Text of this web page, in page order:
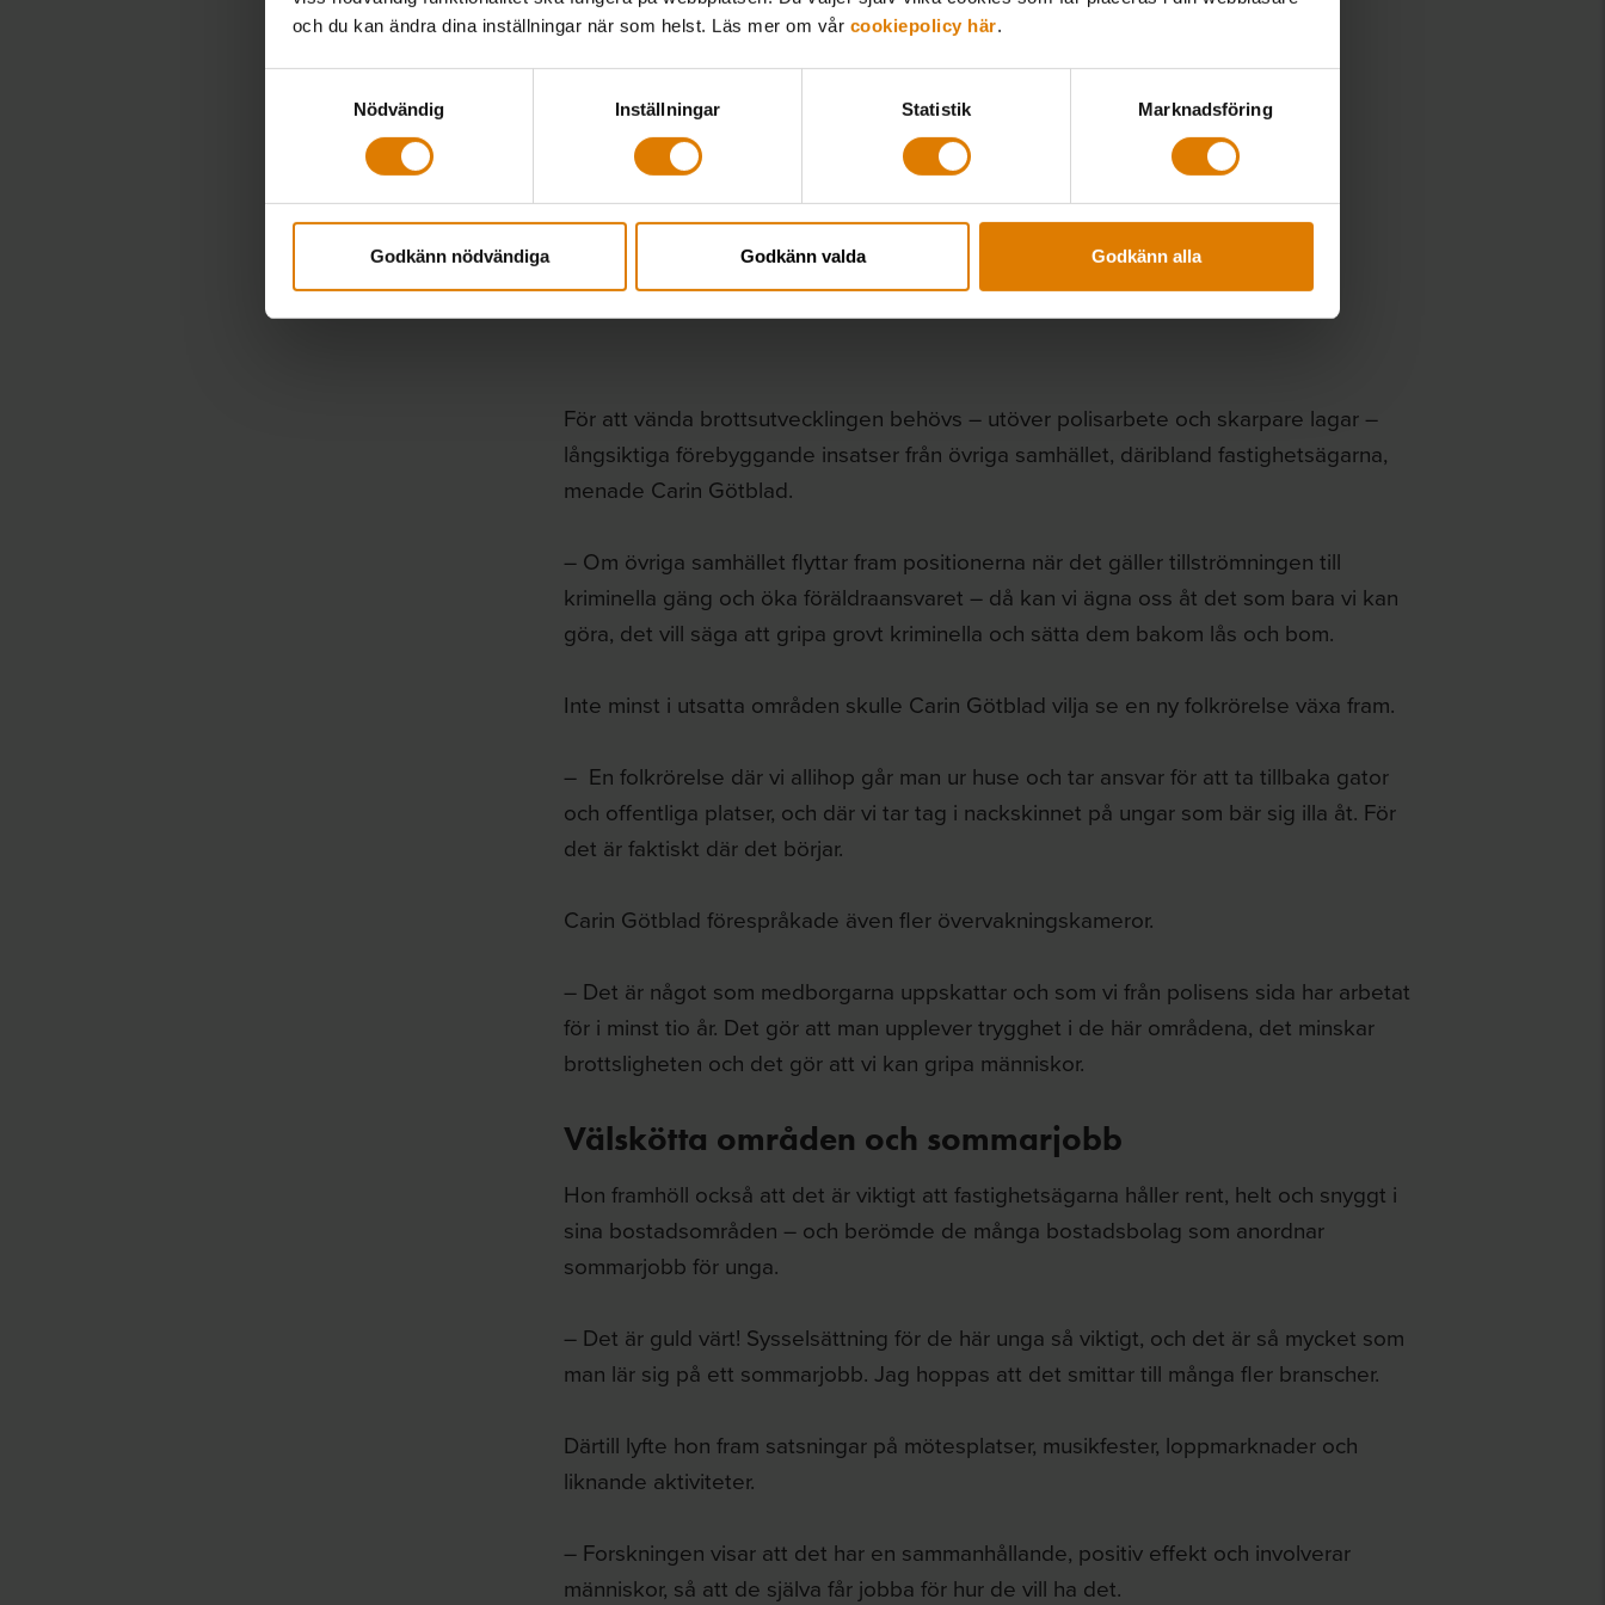
och du kan ändra dina inställningar när som helst. Läs mer om vår cookiepolicy här.
Nödvändig
Inställningar Statistik Marknadsföring
Godkänn nödvändiga Godkänn valda Godkänn alla
För att vända brottsutvecklingen behövs – utöver polisarbete och skarpare lagar –
långsiktiga förebyggande insatser från övriga samhället, däribland fastighetsägarna,
menade Carin Götblad.
– Om övriga samhället flyttar fram positionerna när det gäller tillströmningen till
kriminella gäng och öka föräldraansvaret – då kan vi ägna oss åt det som bara vi kan
göra, det vill säga att gripa grovt kriminella och sätta dem bakom lås och bom.
Inte minst i utsatta områden skulle Carin Götblad vilja se en ny folkrörelse växa fram.
– En folkrörelse där vi allihop går man ur huse och tar ansvar för att ta tillbaka gator
och offentliga platser, och där vi tar tag i nackskinnet på ungar som bär sig illa åt. För
det är faktiskt där det börjar.
Carin Götblad förespråkade även fler övervakningskameror.
– Det är något som medborgarna uppskattar och som vi från polisens sida har arbetat
för i minst tio år. Det gör att man upplever trygghet i de här områdena, det minskar
brottsligheten och det gör att vi kan gripa människor.
Välskötta områden och sommarjobb
Hon framhöll också att det är viktigt att fastighetsägarna håller rent, helt och snyggt i
sina bostadsområden – och berömde de många bostadsbolag som anordnar
sommarjobb för unga.
– Det är guld värt! Sysselsättning för de här unga så viktigt, och det är så mycket som
man lär sig på ett sommarjobb. Jag hoppas att det smittar till många fler branscher.
Därtill lyfte hon fram satsningar på mötesplatser, musikfester, loppmarknader och
liknande aktiviteter.
– Forskningen visar att det har en sammanhållande, positiv effekt och involverar
människor, så att de själva får jobba för hur de vill ha det.